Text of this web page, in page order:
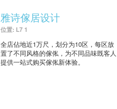
雅诗傢居设计
位置: L7 1
全店佔地近1万尺，划分为10区，每区放
置了不同风格的傢俬，为不同品味既客人
提供一站式购买傢俬新体验。